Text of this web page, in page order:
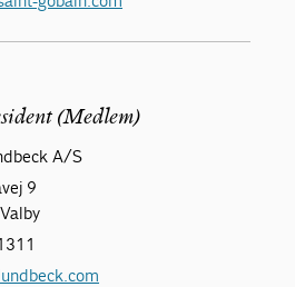
(Medlem)
A/S
9